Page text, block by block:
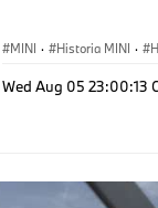
MINI · Historia MINI ·
Wed Aug 05 23:00:13